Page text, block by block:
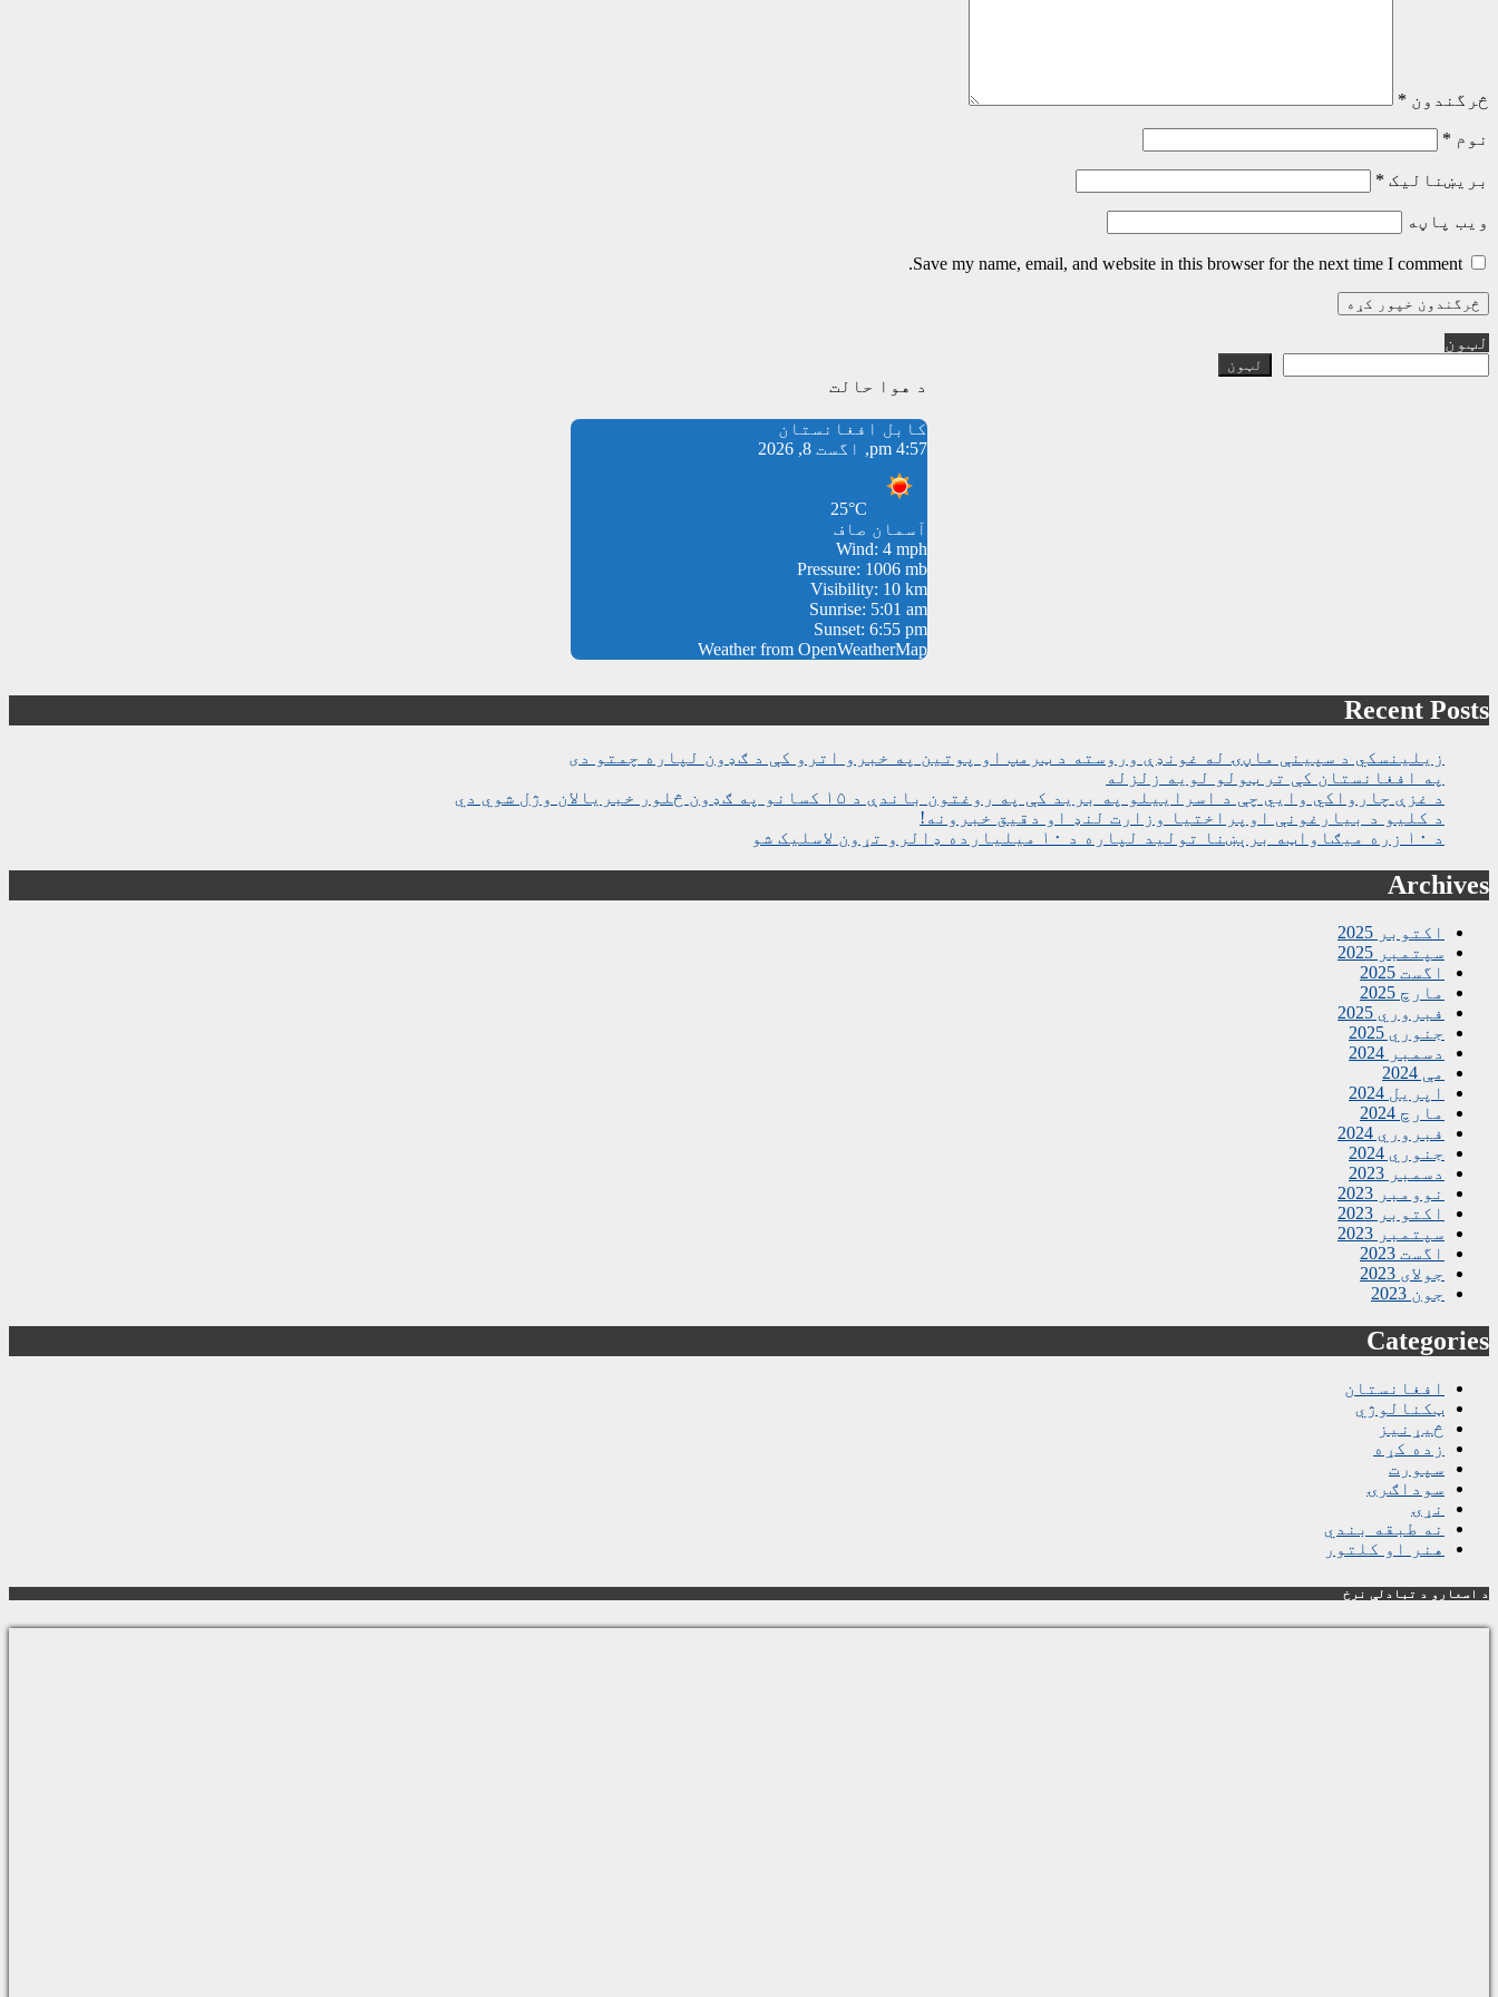
څرگندون *
نوم *
بریښنالیک *
ویب پاڼه
Save my name, email, and website in this browser for the next time I comment.
لټون
لټون
د هوا حالت
کابل افغانستان
4:57 pm, اگست 8, 2026
25°C
آسمان صاف
Wind: 4 mph
Pressure: 1006 mb
Visibility: 10 km
Sunrise: 5:01 am
Sunset: 6:55 pm
Weather from OpenWeatherMap
Recent Posts
زیلینسکي د سپینې ماڼۍ له غونډې وروسته د ټرمپ او پوتین په خبرو اترو کې د ګډون لپاره چمتو دی
په افغانستان کې تر ټولو لویه زلزله
د غزې چارواکي وايي چې د اسراییلو په برید کې په روغتون باندې د ۱۵ کسانو په ګډون څلور خبریالان وژل شوي دي
د کلیو د بیارغونې اوپراختیا وزارت لنډ او دقیق خبرونه!
د ۱۰ زره میګاواټه برېښنا تولید لپاره د ۱۰ میلیارده ډالرو تړون لاسلیک شو
Archives
اکتوبر 2025
سپتمبر 2025
اگست 2025
مارچ 2025
فبروري 2025
جنوري 2025
دسمبر 2024
مې 2024
اپریل 2024
مارچ 2024
فبروري 2024
جنوري 2024
دسمبر 2023
نوومبر 2023
اکتوبر 2023
سپتمبر 2023
اگست 2023
جولای 2023
جون 2023
Categories
افغانستان
ټکنالوژي
څیړنیز
زده کړه
سپورت
سوداګرۍ
نړۍ
نه طبقه بندي
هنر او کلتور
د اسعارو د تبادلې نرخ